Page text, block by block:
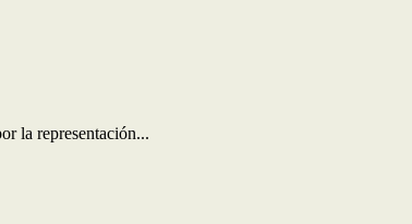
la representación...